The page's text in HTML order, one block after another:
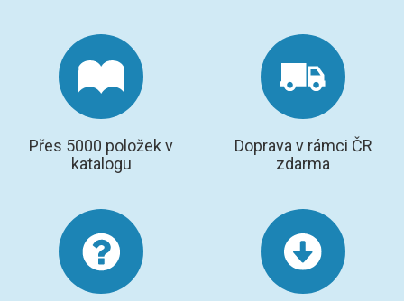
Přes 5000 položek v
katalogu
Doprava v rámci ČR
zdarma